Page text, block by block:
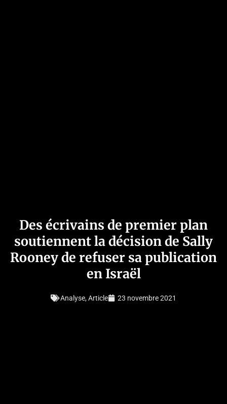
Des écrivains de premier plan
soutiennent la décision de Sally
Rooney de refuser sa publication
en Israël
Analyse,Article 23 novembre 2021